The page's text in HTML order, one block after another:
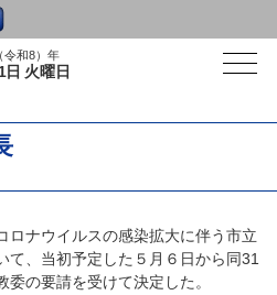
令和8）年
日 火曜日
ナウイルスの感染拡大に伴う市立
て、当初予定した５月６日から同31
の要請を受けて決定した。